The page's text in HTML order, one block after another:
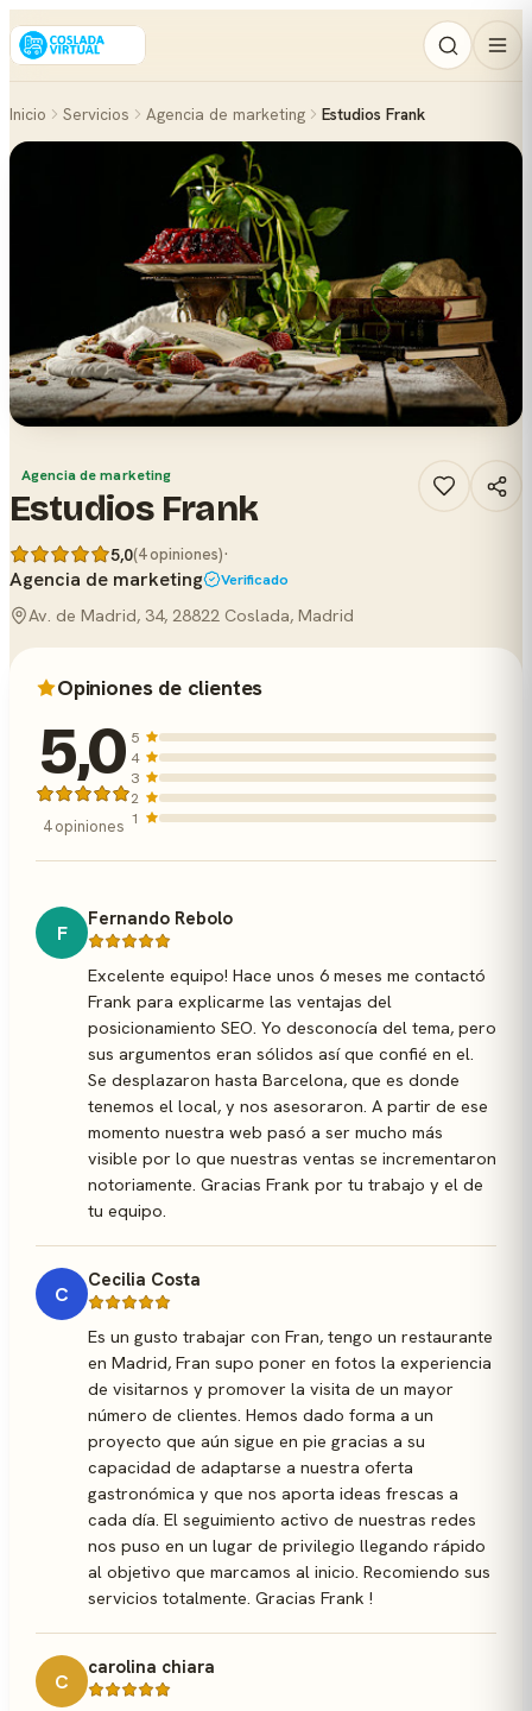
Inicio Servicios Agencia de marketing Estudios Frank
Agencia de marketing
Estudios Frank
5,0(4 opiniones)·
Agencia de marketing
Verificado
Av. de Madrid, 34, 28822 Coslada, Madrid
Opiniones de clientes
5,0
4 opiniones
5
4
3
2
1
F
Fernando Rebolo
Excelente equipo! Hace unos 6 meses me contactó
Frank para explicarme las ventajas del
posicionamiento SEO. Yo desconocía del tema, pero
sus argumentos eran sólidos así que confié en el.
Se desplazaron hasta Barcelona, que es donde
tenemos el local, y nos asesoraron. A partir de ese
momento nuestra web pasó a ser mucho más
visible por lo que nuestras ventas se incrementaron
notoriamente. Gracias Frank por tu trabajo y el de
tu equipo.
C
Cecilia Costa
Es un gusto trabajar con Fran, tengo un restaurante
en Madrid, Fran supo poner en fotos la experiencia
de visitarnos y promover la visita de un mayor
número de clientes. Hemos dado forma a un
proyecto que aún sigue en pie gracias a su
capacidad de adaptarse a nuestra oferta
gastronómica y que nos aporta ideas frescas a
cada día. El seguimiento activo de nuestras redes
nos puso en un lugar de privilegio llegando rápido
al objetivo que marcamos al inicio. Recomiendo sus
servicios totalmente. Gracias Frank !
C
carolina chiara